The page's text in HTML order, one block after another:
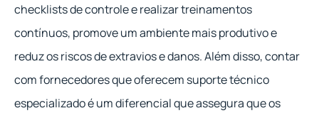
checklists de controle e realizar treinamentos
contínuos, promove um ambiente mais produtivo e
reduz os riscos de extravios e danos. Além disso, contar
com fornecedores que oferecem suporte técnico
especializado é um diferencial que assegura que os